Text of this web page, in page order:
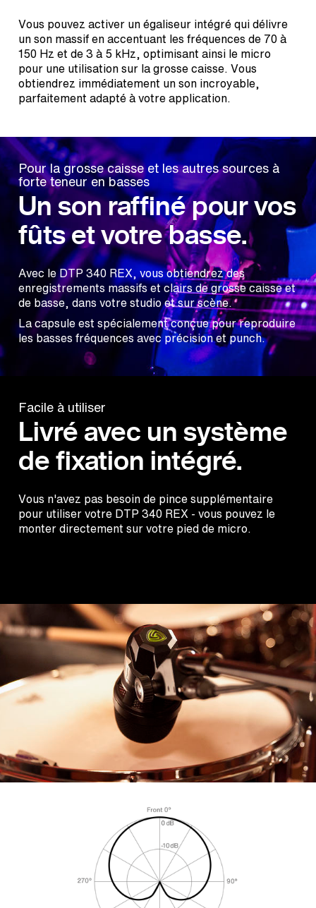
Vous pouvez activer un égaliseur intégré qui délivre
un son massif en accentuant les fréquences de 70 à
150 Hz et de 3 à 5 kHz, optimisant ainsi le micro
pour une utilisation sur la grosse caisse. Vous
obtiendrez immédiatement un son incroyable,
parfaitement adapté à votre application.
Pour la grosse caisse et les autres sources à
forte teneur en basses
Un son raffiné pour vos
fûts et votre basse.
Avec le DTP 340 REX, vous obtiendrez des
enregistrements massifs et clairs de grosse caisse et
de basse, dans votre studio et sur scène.
La capsule est spécialement conçue pour reproduire
les basses fréquences avec précision et punch.
Facile à utiliser
Livré avec un système
de fixation intégré.
Vous n'avez pas besoin de pince supplémentaire
pour utiliser votre DTP 340 REX - vous pouvez le
monter directement sur votre pied de micro.